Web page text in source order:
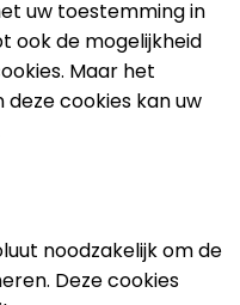
uw toestemming in
ook de mogelijkheid
Maar het
cookies kan uw
noodzakelijk om de
Deze cookies